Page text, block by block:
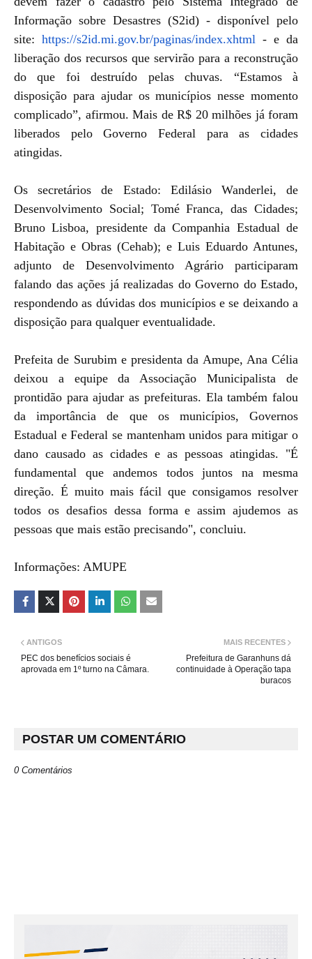
Informação sobre Desastres (S2id) - disponível pelo
site: https://s2id.mi.gov.br/paginas/index.xhtml - e da
liberação dos recursos que servirão para a reconstrução
do que foi destruído pelas chuvas. “Estamos à
disposição para ajudar os municípios nesse momento
complicado”, afirmou. Mais de R$ 20 milhões já foram
liberados pelo Governo Federal para as cidades
atingidas.
Os secretários de Estado: Edilásio Wanderlei, de
Desenvolvimento Social; Tomé Franca, das Cidades;
Bruno Lisboa, presidente da Companhia Estadual de
Habitação e Obras (Cehab); e Luis Eduardo Antunes,
adjunto de Desenvolvimento Agrário participaram
falando das ações já realizadas do Governo do Estado,
respondendo as dúvidas dos municípios e se deixando a
disposição para qualquer eventualidade.
Prefeita de Surubim e presidenta da Amupe, Ana Célia
deixou a equipe da Associação Municipalista de
prontidão para ajudar as prefeituras. Ela também falou
da importância de que os municípios, Governos
Estadual e Federal se mantenham unidos para mitigar o
dano causado as cidades e as pessoas atingidas. "É
fundamental que andemos todos juntos na mesma
direção. É muito mais fácil que consigamos resolver
todos os desafios dessa forma e assim ajudemos as
pessoas que mais estão precisando", concluiu.
Informações: AMUPE
MAIS RECENTES
Prefeitura de Garanhuns dá
continuidade à Operação tapa
buracos
ANTIGOS
PEC dos benefícios sociais é
aprovada em 1º turno na Câmara.
POSTAR UM COMENTÁRIO
0 Comentários